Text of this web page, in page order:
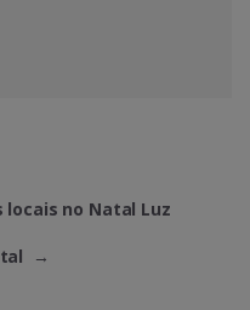
no Natal Luz
→